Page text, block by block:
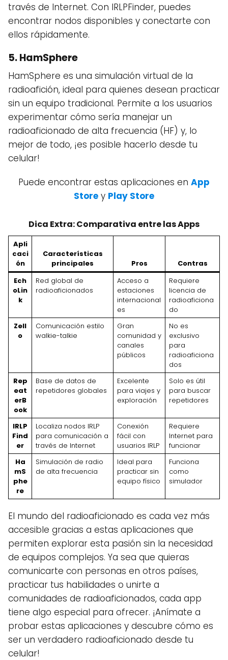
través de Internet. Con IRLPFinder, puedes
encontrar nodos disponibles y conectarte con
ellos rápidamente.
5.HamSphere
HamSphere es una simulación virtual de la
radioafición, ideal para quienes desean practicar
sin un equipo tradicional. Permite a los usuarios
experimentar cómo sería manejar un
radioaficionado de alta frecuencia (HF) y, lo
mejor de todo, ¡es posible hacerlo desde tu
celular!
Puede encontrar estas aplicaciones en App
Store y Play Store
Dica Extra: Comparativa entre las Apps
Apli
caci
ón
Características
principales
Pros
Contras
Ech
oLin
k
Red global de
radioaficionados
Acceso a
estaciones
internacional
es
Requiere
licencia de
radioaficiona
do
Zell
o
Comunicación estilo
walkie-talkie
Gran
comunidad y
canales
públicos
No es
exclusivo
para
radioaficiona
dos
Rep
eat
erB
ook
Base de datos de
repetidores globales
Excelente
para viajes y
exploración
Solo es útil
para buscar
repetidores
IRLP
Find
er
Localiza nodos IRLP
para comunicación a
través de Internet
Conexión
fácil con
usuarios IRLP
Requiere
Internet para
funcionar
Ha
mS
phe
re
Simulación de radio
de alta frecuencia
Ideal para
practicar sin
equipo físico
Funciona
como
simulador
El mundo del radioaficionado es cada vez más
accesible gracias a estas aplicaciones que
permiten explorar esta pasión sin la necesidad
de equipos complejos. Ya sea que quieras
comunicarte con personas en otros países,
practicar tus habilidades o unirte a
comunidades de radioaficionados, cada app
tiene algo especial para ofrecer. ¡Anímate a
probar estas aplicaciones y descubre cómo es
ser un verdadero radioaficionado desde tu
celular!